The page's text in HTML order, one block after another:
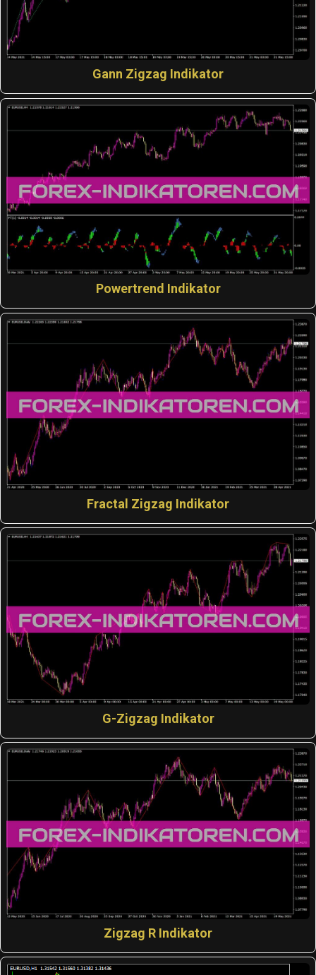
Gann Zigzag Indikator
Powertrend Indikator
Fractal Zigzag Indikator
G-Zigzag Indikator
Zigzag R Indikator